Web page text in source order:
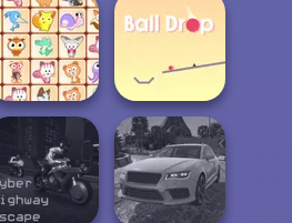
Dream Pet Link Ball Drop